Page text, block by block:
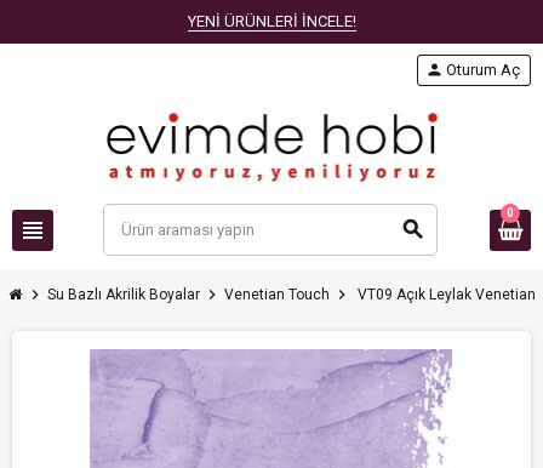
YENİ ÜRÜNLERİ İNCELE!
view_headline search
person Oturum Aç
0
chevron_right Su Bazlı Akrilik Boyalar chevron_right Venetian Touch chevron_right VT09 Açık Leylak Venetian